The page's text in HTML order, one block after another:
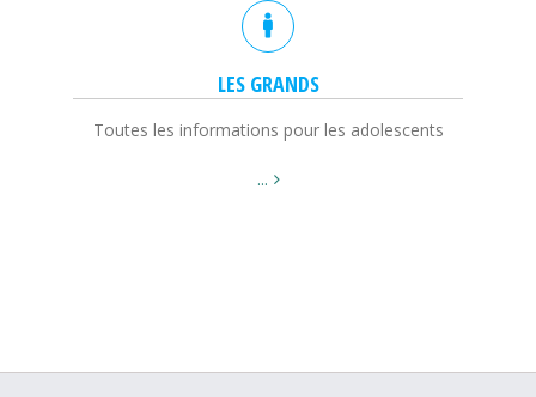
LES GRANDS
Toutes les informations pour les adolescents
...